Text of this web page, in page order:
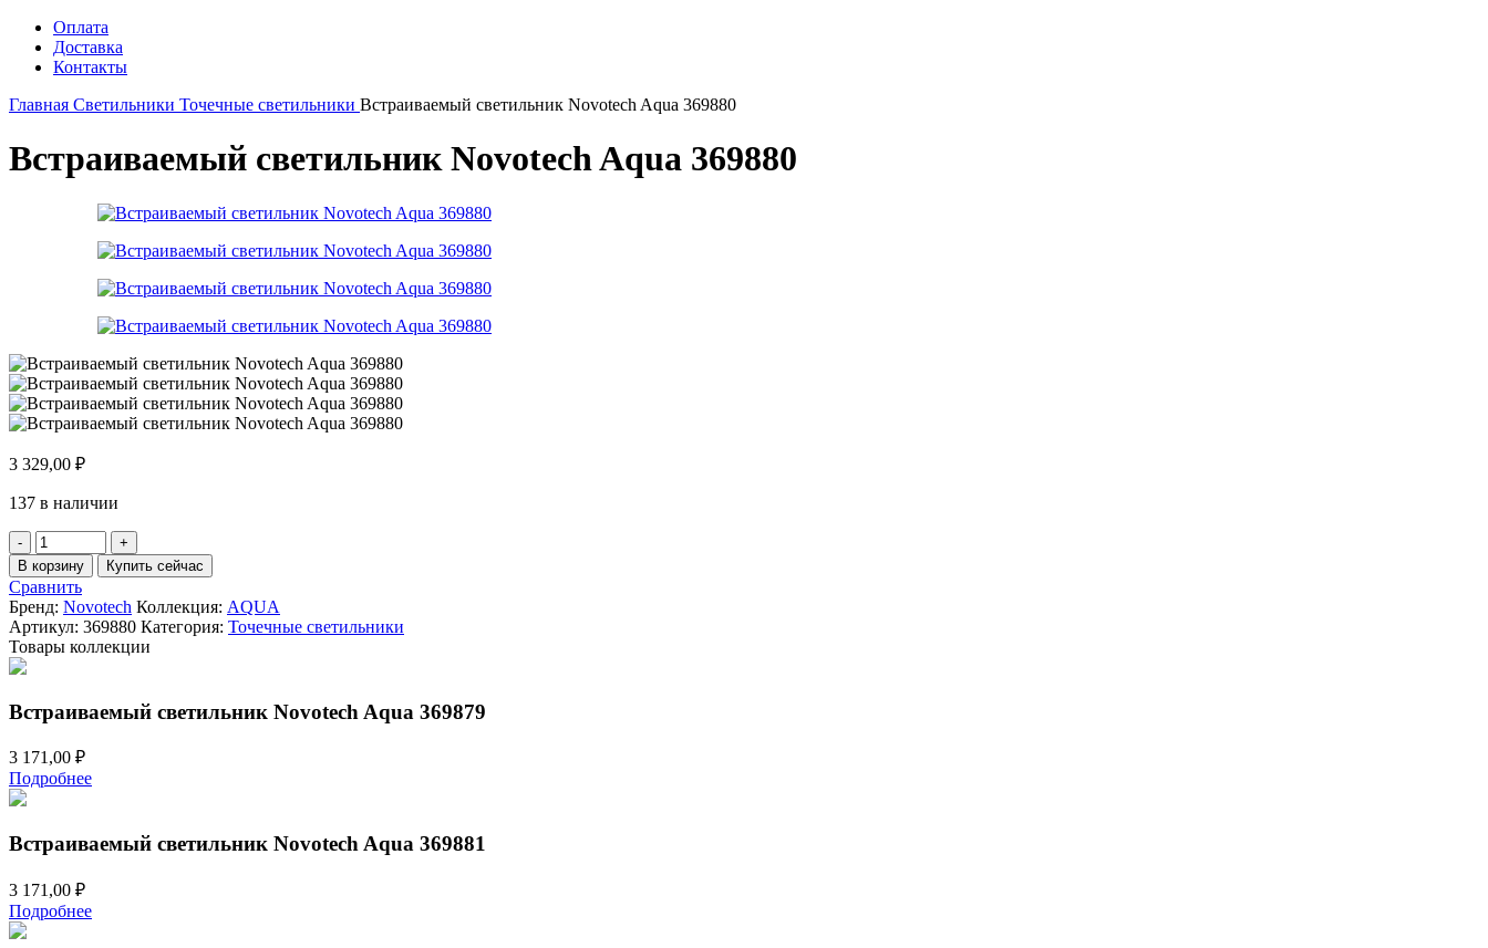
Оплата
Доставка
Контакты
Главная Светильники Точечные светильники Встраиваемый светильник Novotech Aqua 369880
Встраиваемый светильник Novotech Aqua 369880
3 329,00 ₽
137 в наличии
Количество
товара
Встраиваемый
светильник
Novotech
Aqua
369880
В корзину Купить сейчас
Сравнить
Бренд: Novotech Коллекция: AQUA
Артикул: 369880 Категория: Точечные светильники
Товары коллекции
Встраиваемый светильник Novotech Aqua 369879
3 171,00 ₽
Подробнее
Встраиваемый светильник Novotech Aqua 369881
3 171,00 ₽
Подробнее